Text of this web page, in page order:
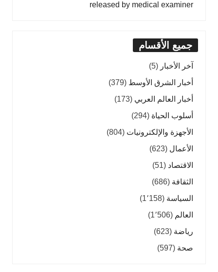
released by medical examiner
جميع الأقسام
آخر الأخبار (5)
أخبار الشرق الأوسط (379)
أخبار العالم العربي (173)
أسلوب الحياة (294)
الأجهزة والإلكترونيات (804)
الأعمال (623)
الاقتصاد (51)
الثقافة (686)
السياسة (1٬158)
العالم (1٬506)
رياضة (623)
صحة (597)